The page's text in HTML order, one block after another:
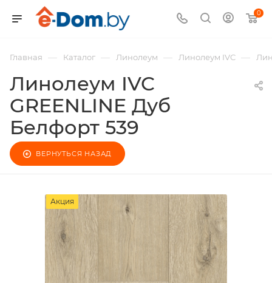
0
Главная — Каталог — Линолеум — Линолеум IVC —
Линолеум IVC
GREENLINE Дуб
Белфорт 539
ВЕРНУТЬСЯ НАЗАД
Акция